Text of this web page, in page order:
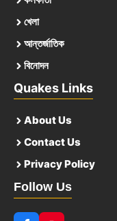
খেলা
আন্তর্জাতিক
বিনোদন
Quakes Links
About Us
Contact Us
Privacy Policy
Follow Us